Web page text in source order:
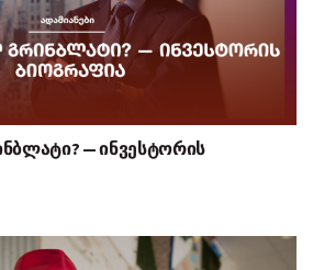
— ინვესტორის